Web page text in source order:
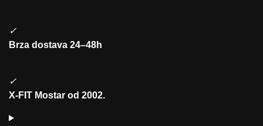
✓
Brza dostava 24–48h
✓
X-FIT Mostar od 2002.